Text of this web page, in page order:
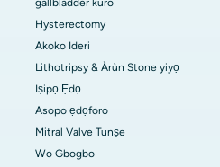
gallbladder kuro
Hysterectomy
Akoko Ideri
Lithotripsy & Àrùn Stone yiyọ
Iṣipọ Ẹdọ
Asopo ẹdọforo
Mitral Valve Tunṣe
Wo Gbogbo